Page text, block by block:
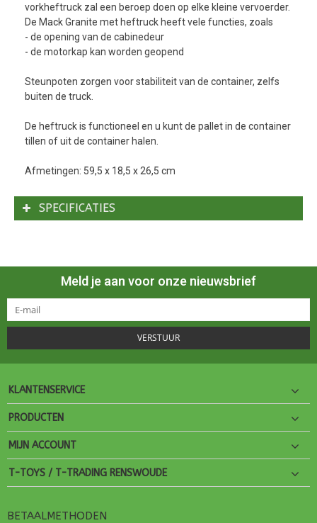
vorkheftruck zal een beroep doen op elke kleine vervoerder.
De Mack Granite met heftruck heeft vele functies, zoals
- de opening van de cabinedeur
- de motorkap kan worden geopend
Steunpoten zorgen voor stabiliteit van de container, zelfs
buiten de truck.
De heftruck is functioneel en u kunt de pallet in de container
tillen of uit de container halen.
Afmetingen: 59,5 x 18,5 x 26,5 cm
SPECIFICATIES
Meld je aan voor onze nieuwsbrief
VERSTUUR
KLANTENSERVICE
PRODUCTEN
MIJN ACCOUNT
T-TOYS / T-TRADING RENSWOUDE
BETAALMETHODEN